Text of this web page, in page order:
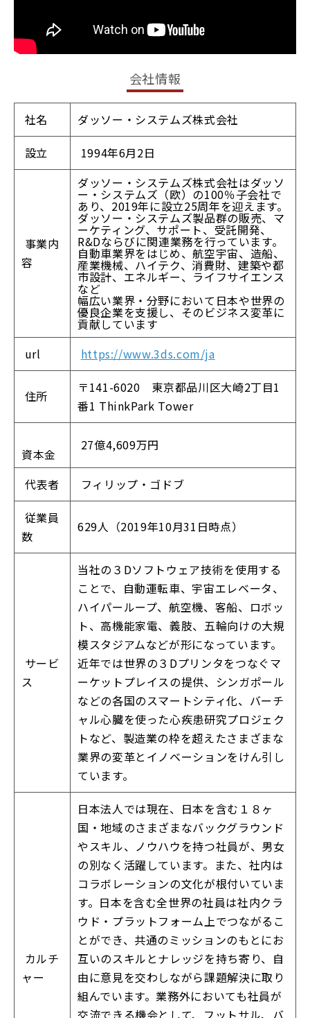
会社情報
社名
ダッソー・システムズ株式会社
設立
1994年6月2日
事業内
容
ダッソー・システムズ株式会社はダッソ
ー・システムズ（欧）の100％子会社で
あり、2019年に設立25周年を迎えます。
ダッソー・システムズ製品群の販売、マ
ーケティング、サポート、受託開発、
R&Dならびに関連業務を行っています。
自動車業界をはじめ、航空宇宙、造船、
産業機械、ハイテク、消費財、建築や都
市設計、エネルギー、ライフサイエンス
など
幅広い業界・分野において日本や世界の
優良企業を支援し、そのビジネス変革に
貢献しています
url
https://www.3ds.com/ja
住所
〒141-6020 東京都品川区大崎2丁目1
番1 ThinkPark Tower
資本金
27億4,609万円
代表者
フィリップ・ゴドブ
従業員
数
629人（2019年10月31日時点）
サービ
ス
当社の３Dソフトウェア技術を使用する
ことで、自動運転車、宇宙エレベータ、
ハイパーループ、航空機、客船、ロボッ
ト、高機能家電、義肢、五輪向けの大規
模スタジアムなどが形になっています。
近年では世界の３Dプリンタをつなぐマ
ーケットプレイスの提供、シンガポール
などの各国のスマートシティ化、バーチ
ャル心臓を使った心疾患研究プロジェク
トなど、製造業の枠を超えたさまざまな
業界の変革とイノベーションをけん引し
ています。
カルチ
ャー
日本法人では現在、日本を含む１８ヶ
国・地域のさまざまなバックグラウンド
やスキル、ノウハウを持つ社員が、男女
の別なく活躍しています。また、社内は
コラボレーションの文化が根付いていま
す。日本を含む全世界の社員は社内クラ
ウド・プラットフォーム上でつながるこ
とができ、共通のミッションのもとにお
互いのスキルとナレッジを持ち寄り、自
由に意見を交わしながら課題解決に取り
組んでいます。業務外においても社員が